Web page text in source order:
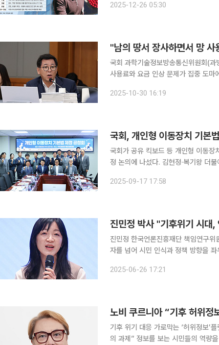
기업 대상 청문회로는 이례적 규모로
2025-12-26 05:30
국회 과학기술정보방송통신위원회(
사용료와 요금 인상 문제가 집중 도마
이상휘 의원은 30일 국감에서 구글
2025-10-30 16:19
국회, 개인형 이동장치 기본
국회가 공유 킥보드 등 개인형 이동장
정 논의에 나섰다. 김현정·복기왕 더불어민주당 의원과 을지로위원회는 17일 오전 국회의원회관 제
었다. ‘길에선 누구나을(乙), 시민
2025-09-17 17:58
진민정 한국언론진흥재단 책임연구
자를 넘어 시민 인식과 정책 방향을 좌우하는 핵
후위기는 더 이상 미래의 가능성이 아
2025-06-26 17:21
기후 위기 대응 가로막는 ‘허위정보’
의 과제” 정보를 보는 시민들의 역량을 키우고 신뢰할 수 있는 정보가 확산할 수 있도록 사회 전체가